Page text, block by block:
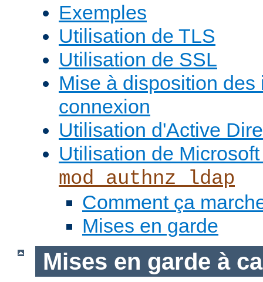
Exemples
Utilisation de TLS
Utilisation de SSL
Mise à disposition des
connexion
Utilisation d'Active
Utilisation de
mod_authnz_ldap
Comment ça
Mises en garde
Mises en garde à